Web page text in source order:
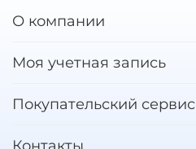
О компании
Моя учетная запись
Покупательский сервис